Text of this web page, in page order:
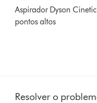
Aspirador Dyson
pontos altos
Resolver o